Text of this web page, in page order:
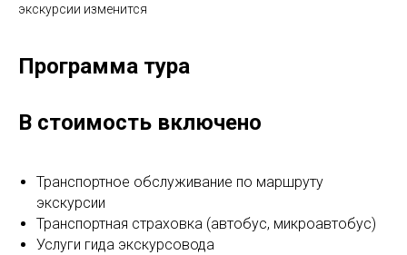
экскурсии изменится
Программа тура
В стоимость включено
Транспортное обслуживание по маршруту
экскурсии
Транспортная страховка (автобус, микроавтобус)
Услуги гида экскурсовода